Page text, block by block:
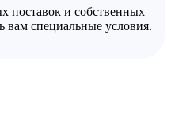
поставок и собственных
специальные условия.